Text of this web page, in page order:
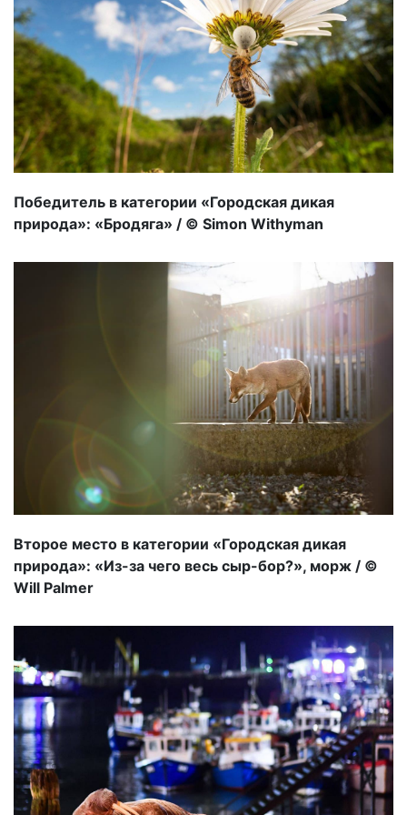
Победитель в категории «Городская дикая
природа»: «Бродяга» / © Simon Withyman
Второе место в категории «Городская дикая
природа»: «Из-за чего весь сыр-бор?», морж / ©
Will Palmer